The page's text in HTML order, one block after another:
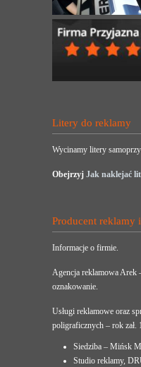
Litery do reklamy
Wycinamy litery
Obejrzyj Jak naklejać
Producent reklamy
Informacje o firmie.
Agencja reklamowa Arek
oznakowanie.
Usługi reklamowe oraz
poligraficznych – rok zał.
Siedziba – Mińsk
Studio reklamy,